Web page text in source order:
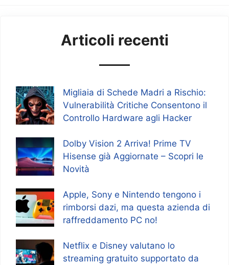
Articoli recenti
Migliaia di Schede Madri a Rischio:
Vulnerabilità Critiche Consentono il
Controllo Hardware agli Hacker
Dolby Vision 2 Arriva! Prime TV
Hisense già Aggiornate – Scopri le
Novità
Apple, Sony e Nintendo tengono i
rimborsi dazi, ma questa azienda di
raffreddamento PC no!
Netflix e Disney valutano lo
streaming gratuito supportato da